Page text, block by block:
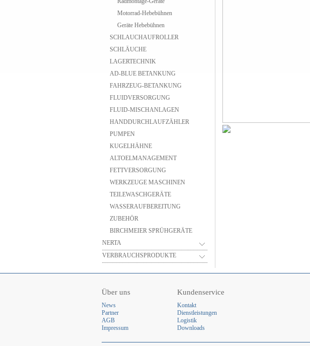
Motorrad-Hebebühnen
Geräte Hebebühnen
SCHLAUCHAUFROLLER
SCHLÄUCHE
LAGERTECHNIK
AD-BLUE BETANKUNG
FAHRZEUG-BETANKUNG
FLUIDVERSORGUNG
FLUID-MISCHANLAGEN
HANDDURCHLAUFZÄHLER
PUMPEN
KUGELHÄHNE
ALTOELMANAGEMENT
FETTVERSORGUNG
WERKZEUGE MASCHINEN
TEILEWASCHGERÄTE
WASSERAUFBEREITUNG
ZUBEHÖR
BIRCHMEIER SPRÜHGERÄTE
NERTA
VERBRAUCHSPRODUKTE
Über uns
News
Partner
AGB
Impressum
Kundenservice
Kontakt
Dienstleistungen
Logistik
Downloads